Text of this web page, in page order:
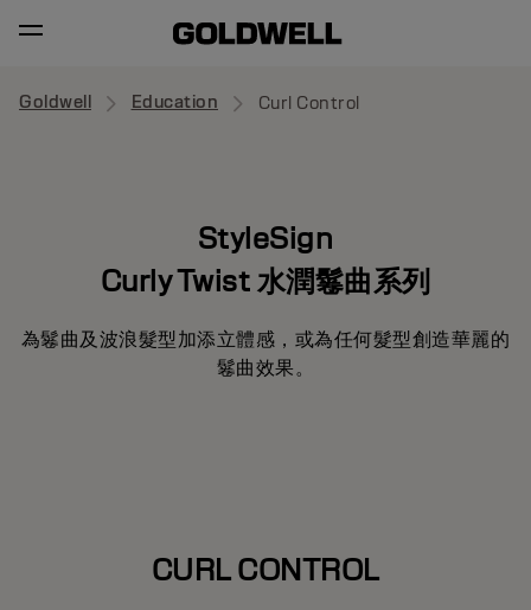
Goldwell Education Curl Control
StyleSign
Curly Twist 水潤鬈曲系列
為鬈曲及波浪髮型加添立體感，或為任何髮型創造華麗的
鬈曲效果。
CURL CONTROL